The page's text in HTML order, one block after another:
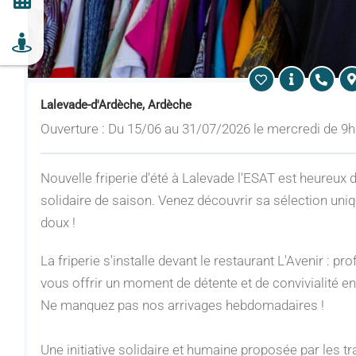
Lalevade-d'Ardèche, Ardèche
Ouverture : Du 15/06 au 31/07/2026 le mercredi de
Nouvelle friperie d'été à Lalevade l'ESAT est
solidaire de saison. Venez découvrir sa sélection
doux !
La friperie s'installe devant le restaurant L'Avenir :
vous offrir un moment de détente et de convivialité
Ne manquez pas nos arrivages hebdomadaires !
Une initiative solidaire et humaine proposée par les